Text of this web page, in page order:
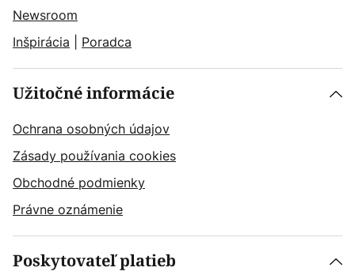
Newsroom
Inšpirácia
Poradca
Užitočné informácie
Ochrana osobných údajov
Zásady používania cookies
Obchodné podmienky
Právne oznámenie
Poskytovateľ platieb